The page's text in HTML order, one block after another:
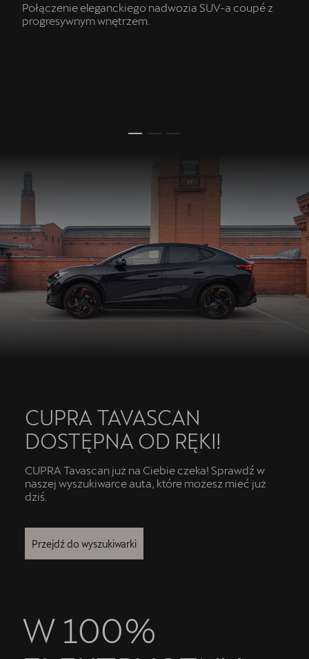
Połączenie eleganckiego nadwozia SUV-a coupé z
progresywnym wnętrzem.
CUPRA TAVASCAN
DOSTĘPNA OD RĘKI!
CUPRA Tavascan już na Ciebie czeka! Sprawdź w
naszej wyszukiwarce auta, które możesz mieć już
dziś.
Przejdź do wyszukiwarki
W 100%